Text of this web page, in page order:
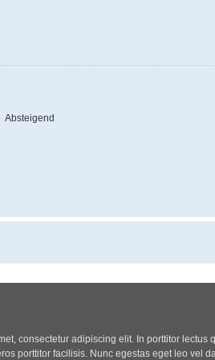
Absteigend
consectetur adipiscing elit. In porttitor lectus
porttitor facilisis. Nunc egestas eget leo vel